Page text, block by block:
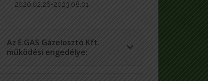
2020.02.26-2023.08.01.
Az E.GAS Gázelosztó Kft.
működési engedélye: